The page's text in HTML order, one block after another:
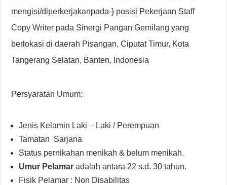
mengisi/diperkerjakanpada-} posisi Pekerjaan Staff
Copy Writer pada Sinergi Pangan Gemilang yang
berlokasi di daerah Pisangan, Ciputat Timur, Kota
Tangerang Selatan, Banten, Indonesia
Persyaratan Umum:
Jenis Kelamin Laki – Laki / Perempuan
Tamatan Sarjana
Status pernikahan menikah & belum menikah.
Umur Pelamaradalah antara 22 s.d. 30 tahun.
Fisik Pelamar : Non Disabilitas